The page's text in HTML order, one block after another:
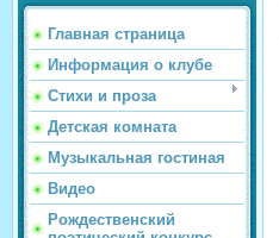
Главная страница
Информация о клубе
Стихи и проза
Детская комната
Музыкальная гостиная
Видео
Рождественский